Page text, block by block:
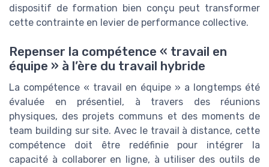
dispositif de formation bien conçu peut transformer
cette contrainte en levier de performance collective.
Repenser la compétence « travail en
équipe » à l’ère du travail hybride
La compétence « travail en équipe » a longtemps été
évaluée en présentiel, à travers des réunions
physiques, des projets communs et des moments de
team building sur site. Avec le travail à distance, cette
compétence doit être redéfinie pour intégrer la
capacité à collaborer en ligne, à utiliser des outils de